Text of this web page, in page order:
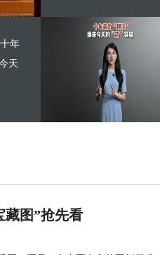
年
天
藏图”抢先看